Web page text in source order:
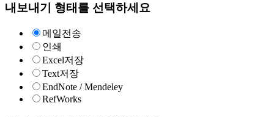
내보내기 형태를 선택하세요
메일전송
인쇄
Excel저장
Text저장
EndNote / Mendeley
RefWorks